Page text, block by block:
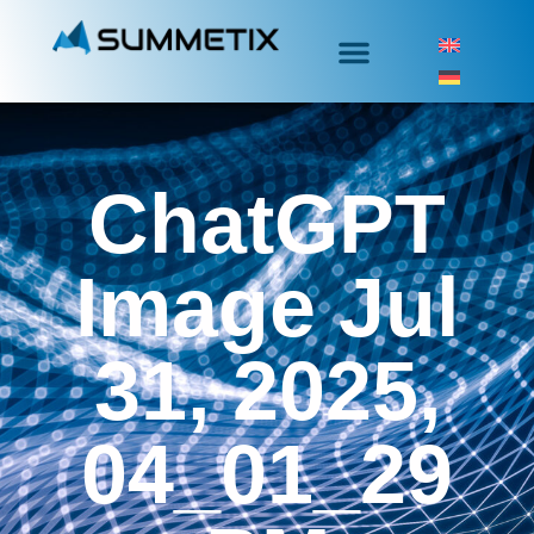
ChatGPT
Image Jul
31, 2025,
04_01_29